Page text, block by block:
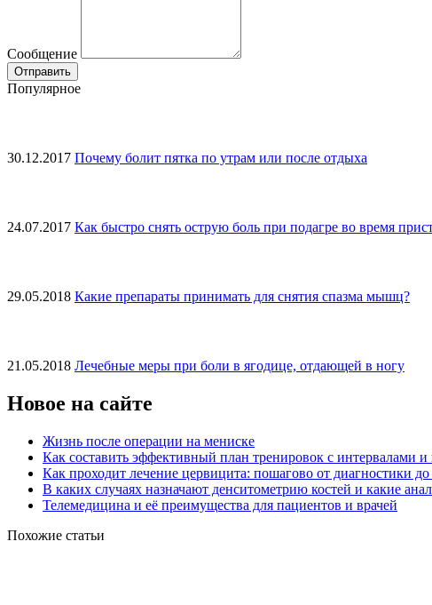
Сообщение
Популярное
30.12.2017 Почему болит пятка по утрам или после отдыха
24.07.2017 Как быстро снять острую боль при подагре во время
29.05.2018 Какие препараты принимать для снятия спазма мышц?
21.05.2018 Лечебные меры при боли в ягодице, отдающей в ногу
Новое на сайте
Жизнь после операции на мениске
Как составить эффективный план тренировок с интервалами
Как проходит лечение цервицита: пошагово от диагностики
В каких случаях назначают денситометрию костей и какие
Телемедицина и её преимущества для пациентов и врачей
Похожие статьи